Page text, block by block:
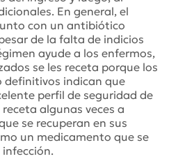
En general, el
con un antibiótico
de la falta de indicios
ayude a los enfermos,
se les receta porque los
definitivos indican que
perfil de seguridad de
algunas veces a
se recuperan en sus
un medicamento que se